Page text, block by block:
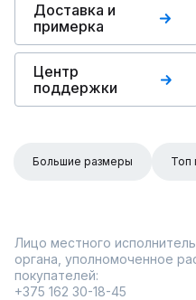
Доставка и
примерка
Центр
поддержки
Большие размеры Топ
Лицо местного
органа, уполномоченное
покупателей:
+375 162 30-18-45